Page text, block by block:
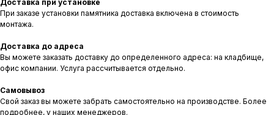
Доставка при установке
При заказе установки памятника доставка включена в стоимость
монтажа.
Доставка до адреса
Вы можете заказать доставку до определенного адреса: на кладбище,
офис компании. Услуга рассчитывается отдельно.
Самовывоз
Свой заказ вы можете забрать самостоятельно на производстве. Более
подробнее, у наших менеджеров.